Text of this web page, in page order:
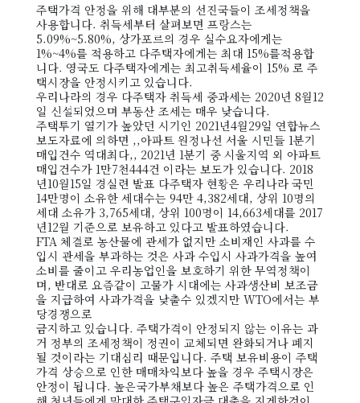
주택가격 안정을 위해 대부분의 선진국들이 조세정책을
사용합니다. 취득세부터 살펴보면 프랑스는
5.09%~5.80%, 상가포르의 경우 실수요자에게는
1%~4%를 적용하고 다주택자에게는 최대 15%를적용합
니다. 영국도 다주택자에게는 최고취득세율이 15% 로 주
택시장을 안정시키고 있습니다.
우리나라의 경우 다주택자 취득세 중과세는 2020년 8월12
일 신설되었으며 부동산 조세는 매우 낮습니다.
주택투기 열기가 높았던 시기인 2021년4월29일 연합뉴스
보도자료에 의하면 ,,아파트 원정나선 서울 시민들 1분기
매입건수 역대최다,, 2021년 1분기 중 시울지역 외 아파트
매입건수가 1만7천444건 이라는 보도가 있습니다. 2018
년10월15일 경실련 발표 다주택자 현황은 우리나라 국민
14만명이 소유한 세대수는 94만 4,382세대, 상위 10명의
세대 소유가 3,765세대, 상위 100명이 14,663세대를 2017
년12월 기준으로 보유하고 있다고 발표하였습니다.
FTA 체결로 농산물에 관세가 없지만 소비재인 사과를 수
입시 관세을 부과하는 것은 사과 수입시 사과가격을 높여
소비를 줄이고 우리농업인을 보호하기 위한 무역정책이
며, 반대로 요즘같이 고물가 시대에는 사과생산비 보조금
을 지급하여 사과가격을 낮출수 있겠지만 WTO에서는 부
당경쟁으로
금지하고 있습니다. 주택가격이 안정되지 않는 이유는 과
거 정부의 조세정책이 정권이 교체되면 완화되거나 폐지
될 것이라는 기대심리 때문입니다. 주택 보유비용이 주택
가격 상승으로 인한 매매차익보다 높을 경우 주택시장은
안정이 됩니다. 높은국가부채보다 높은 주택가격으로 인